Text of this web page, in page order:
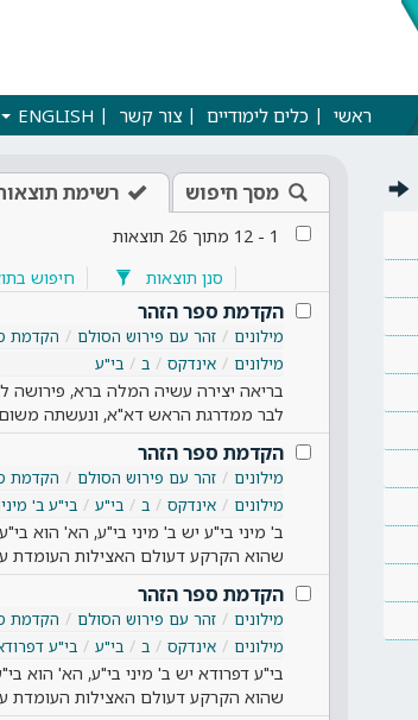
ראשי כלים לימודיים צור קשר ENGLISH
מסך חיפוש רשימת
1
-
12 מתוך 26 תוצאות
סנן תוצאות
חיפוש
הקדמת ספר הזהר
מילונים זהר עם פירוש הסולם
הקדמת
מילונים
אינדקס ב בי"ע
בריאה יצירה עשיה המלה ברא, פירושה
לבר ממדרגת הראש דא"א, ונעשתה
הקדמת ספר הזהר
מילונים זהר עם פירוש הסולם
הקדמת
מילונים
אינדקס ב בי"ע בי"ע ב'
ב' מיני בי"ע יש ב' מיני בי"ע, הא' הוא
שהוא הקרקע דעולם האצילות העומדת
הקדמת ספר הזהר
מילונים זהר עם פירוש הסולם
הקדמת
מילונים
אינדקס ב בי"ע בי"ע
בי"ע דפרודא יש ב' מיני בי"ע, הא' הוא
שהוא הקרקע דעולם האצילות העומדת